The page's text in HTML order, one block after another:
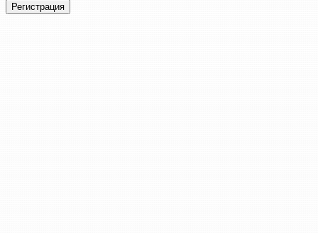
Регистрация